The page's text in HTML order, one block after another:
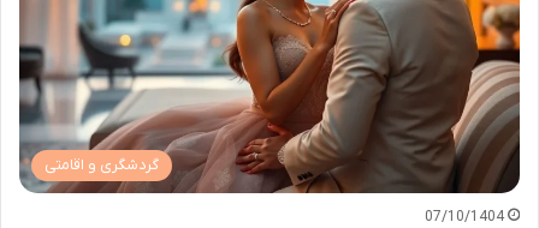
گردشگری و اقامتی
07/10/1404